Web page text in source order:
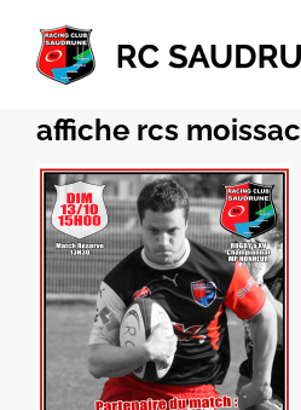
Passer
contenu
affiche rcs moissac